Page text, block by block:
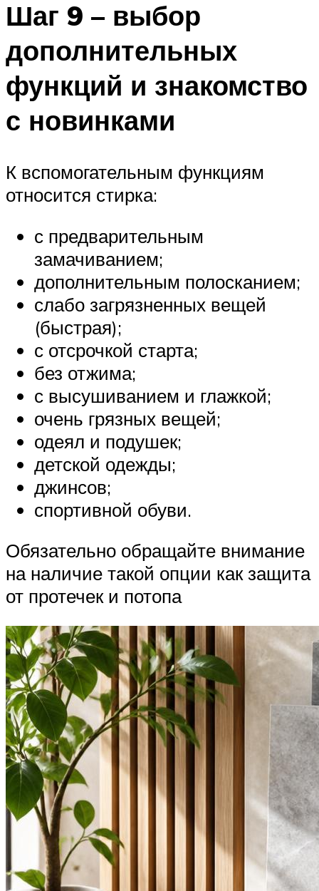
Шаг 9 – выбор
дополнительных
функций и знакомство
с новинками
К вспомогательным функциям
относится стирка:
с предварительным
замачиванием;
дополнительным полосканием;
слабо загрязненных вещей
(быстрая);
с отсрочкой старта;
без отжима;
с высушиванием и глажкой;
очень грязных вещей;
одеял и подушек;
детской одежды;
джинсов;
спортивной обуви.
Обязательно обращайте внимание
на наличие такой опции как защита
от протечек и потопа